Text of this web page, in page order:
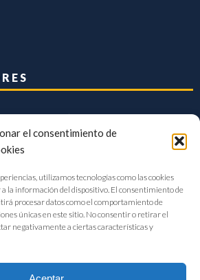
el consentimiento de
utilizamos tecnologías como las cookies
la información del dispositivo. El consentimiento de
procesar datos como el comportamiento de
únicas en este sitio. No consentir o retirar el
negativamente a ciertas características y